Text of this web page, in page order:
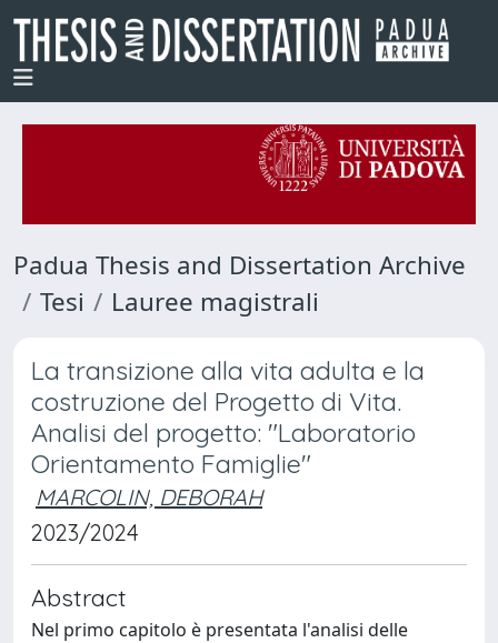
Padua Thesis and Dissertation Archive
Tesi
Lauree magistrali
La transizione alla vita adulta e la
costruzione del Progetto di Vita.
Analisi del progetto: "Laboratorio
Orientamento Famiglie"
MARCOLIN, DEBORAH
2023/2024
Abstract
Nel primo capitolo è presentata l'analisi delle